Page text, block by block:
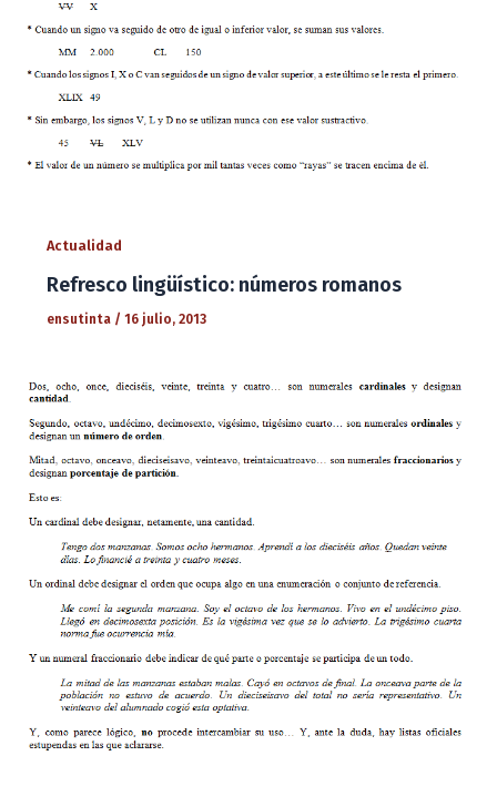
Actualidad
Refresco lingüístico: números romanos
ensutinta / 16 julio, 2013